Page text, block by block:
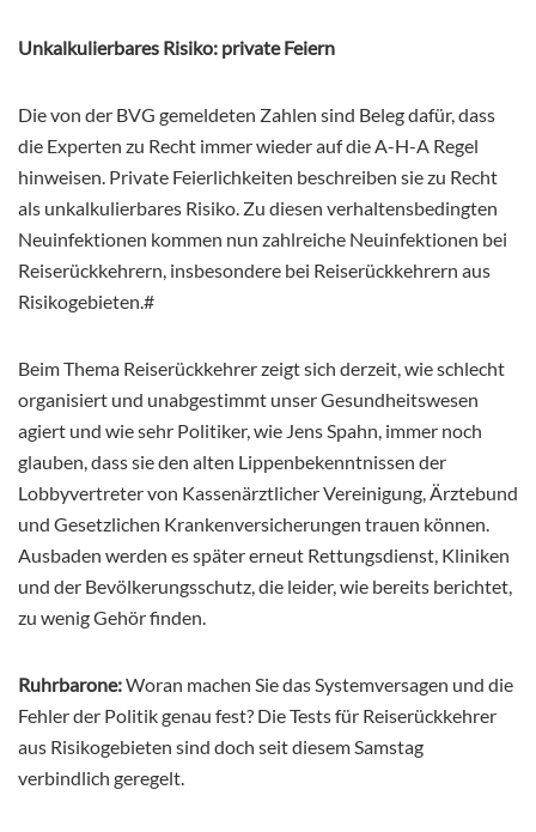
Unkalkulierbares Risiko: private Feiern
Die von der BVG gemeldeten Zahlen sind Beleg dafür, dass
die Experten zu Recht immer wieder auf die A-H-A Regel
hinweisen. Private Feierlichkeiten beschreiben sie zu Recht
als unkalkulierbares Risiko. Zu diesen verhaltensbedingten
Neuinfektionen kommen nun zahlreiche Neuinfektionen bei
Reiserückkehrern, insbesondere bei Reiserückkehrern aus
Risikogebieten.#
Beim Thema Reiserückkehrer zeigt sich derzeit, wie schlecht
organisiert und unabgestimmt unser Gesundheitswesen
agiert und wie sehr Politiker, wie Jens Spahn, immer noch
glauben, dass sie den alten Lippenbekenntnissen der
Lobbyvertreter von Kassenärztlicher Vereinigung, Ärztebund
und Gesetzlichen Krankenversicherungen trauen können.
Ausbaden werden es später erneut Rettungsdienst, Kliniken
und der Bevölkerungsschutz, die leider, wie bereits berichtet,
zu wenig Gehör finden.
Ruhrbarone:Woran machen Sie das Systemversagen und die
Fehler der Politik genau fest? Die Tests für Reiserückkehrer
aus Risikogebieten sind doch seit diesem Samstag
verbindlich geregelt.